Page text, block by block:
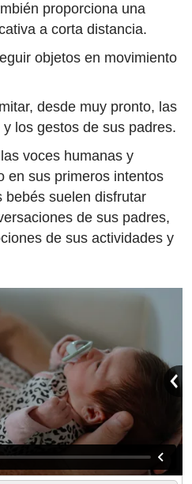
proporciona una
a corta distancia.
objetos en movimiento
desde muy pronto, las
los gestos de sus padres.
voces humanas y
en sus primeros intentos
bebés suelen disfrutar
de sus padres,
de sus actividades y